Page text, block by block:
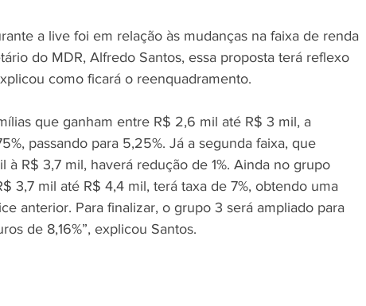
a live foi em relação às mudanças na faixa de renda
do MDR, Alfredo Santos, essa proposta terá reflexo
como ficará o reenquadramento.
que ganham entre R$ 2,6 mil até R$ 3 mil, a
passando para 5,25%. Já a segunda faixa, que
R$ 3,7 mil, haverá redução de 1%. Ainda no grupo
3,7 mil até R$ 4,4 mil, terá taxa de 7%, obtendo uma
anterior. Para finalizar, o grupo 3 será ampliado para
de 8,16%”, explicou Santos.